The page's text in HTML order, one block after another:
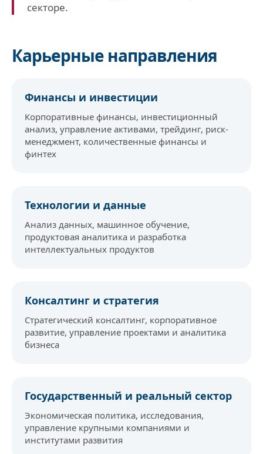
секторе.
Карьерные направления
Финансы и инвестиции
Корпоративные финансы, инвестиционный
анализ, управление активами, трейдинг, риск-
менеджмент, количественные финансы и
финтех
Технологии и данные
Анализ данных, машинное обучение,
продуктовая аналитика и разработка
интеллектуальных продуктов
Консалтинг и стратегия
Стратегический консалтинг, корпоративное
развитие, управление проектами и аналитика
бизнеса
Государственный и реальный сектор
Экономическая политика, исследования,
управление крупными компаниями и
институтами развития